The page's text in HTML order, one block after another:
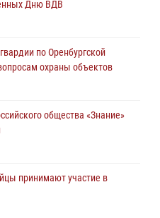
Росгвардии в Оренбурге
охраны Росгвардии
Дню ВДВ
по Оренбургской
охраны объектов
общества «Знание»
принимают участие в